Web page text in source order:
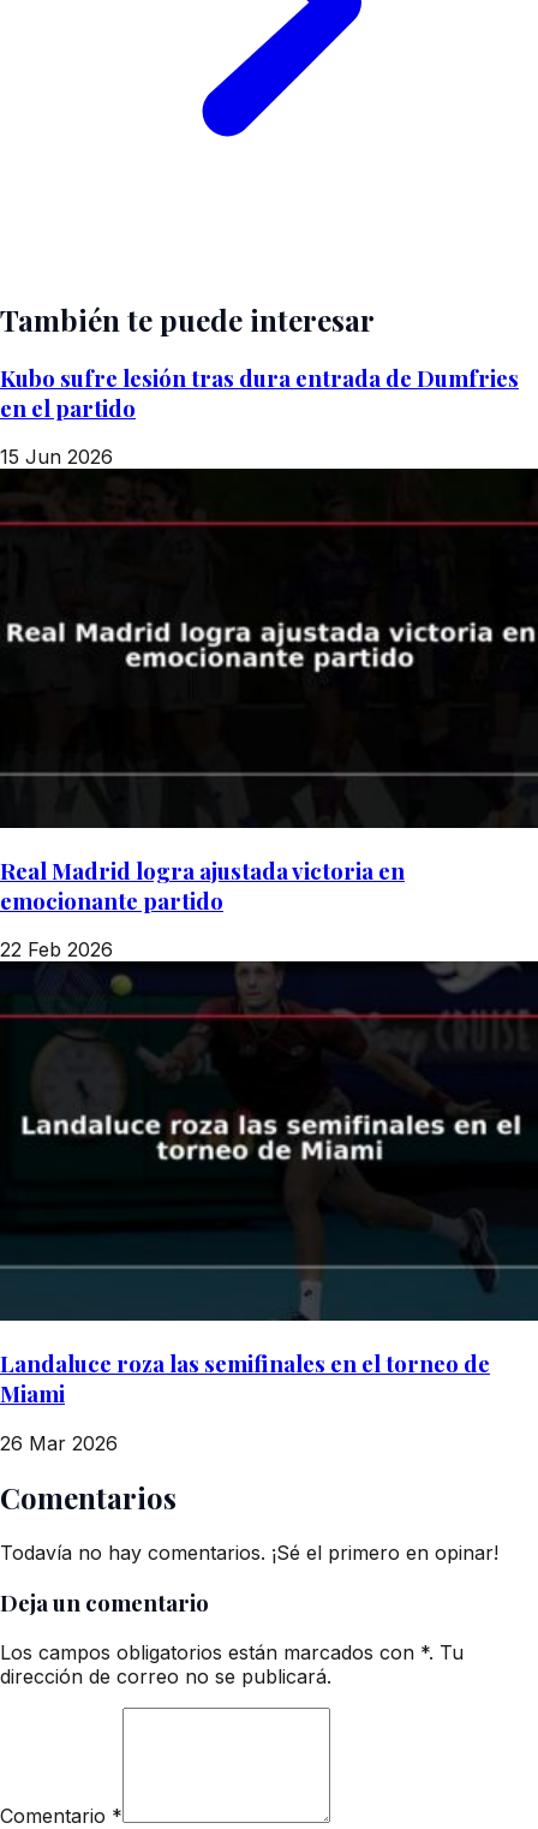
También te puede interesar
Kubo sufre lesión tras dura entrada de Dumfries
en el partido
15 Jun 2026
Real Madrid logra ajustada victoria en
emocionante partido
22 Feb 2026
Landaluce roza las semifinales en el torneo de
Miami
26 Mar 2026
Comentarios
Todavía no hay comentarios. ¡Sé el primero en opinar!
Deja un comentario
Los campos obligatorios están marcados con *. Tu
dirección de correo no se publicará.
Comentario *